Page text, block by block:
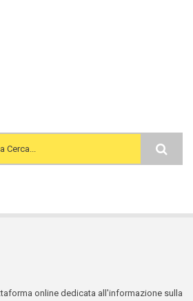
online dedicata all'informazione sulla